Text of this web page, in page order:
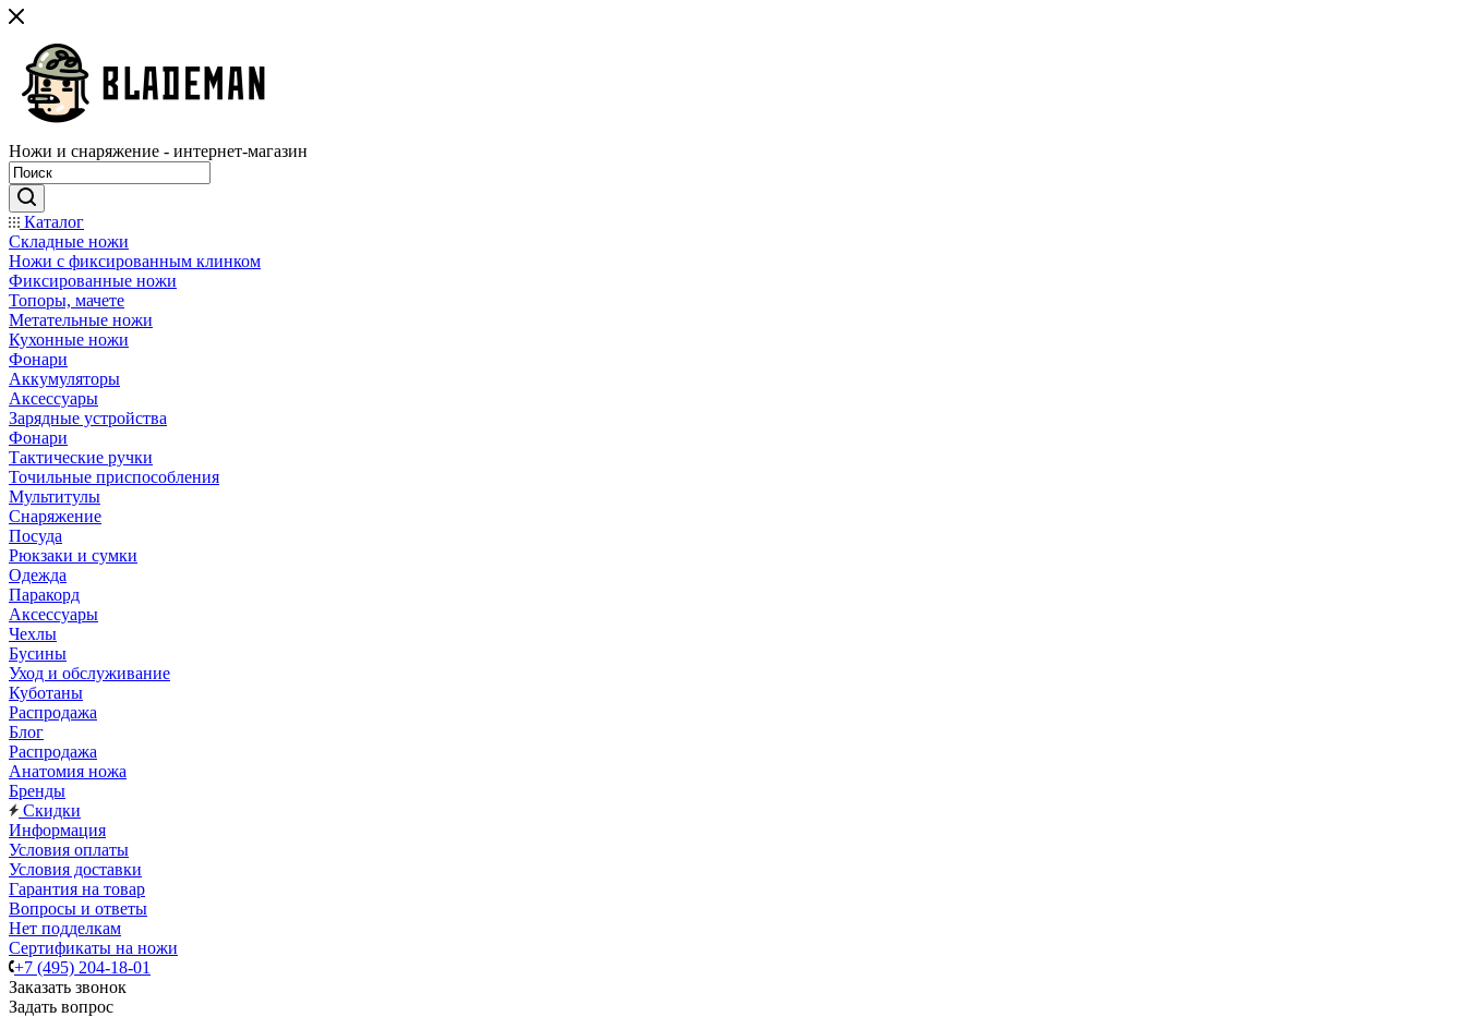
Ножи и снаряжение - интернет-магазин
Каталог
Складные ножи
Ножи с фиксированным клинком
Фиксированные ножи
Топоры, мачете
Метательные ножи
Кухонные ножи
Фонари
Аккумуляторы
Аксессуары
Зарядные устройства
Фонари
Тактические ручки
Точильные приспособления
Мультитулы
Снаряжение
Посуда
Рюкзаки и сумки
Одежда
Паракорд
Аксессуары
Чехлы
Бусины
Уход и обслуживание
Куботаны
Распродажа
Блог
Распродажа
Анатомия ножа
Бренды
Скидки
Информация
Условия оплаты
Условия доставки
Гарантия на товар
Вопросы и ответы
Нет подделкам
Сертификаты на ножи
+7 (495) 204-18-01
Заказать звонок
Задать вопрос